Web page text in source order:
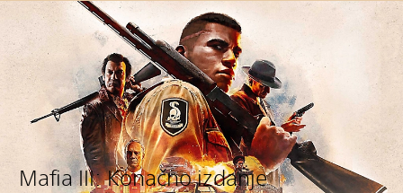
Mafia III: Konačno izdanje